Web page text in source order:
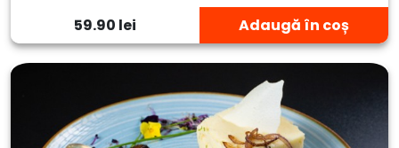
59.90 lei Adaugă în coș